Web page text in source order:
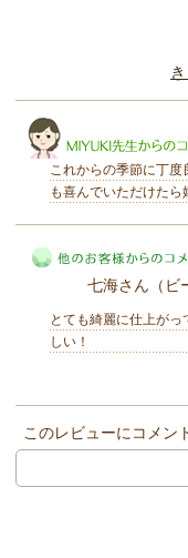
このレビューは参考に
MIYUKI先生からのコ
これからの季節に丁度
も喜んでいただけたら
他のお客様からのコメ
七海さん（ビ
とても綺麗に仕上が
しい！
このレビューにコメン